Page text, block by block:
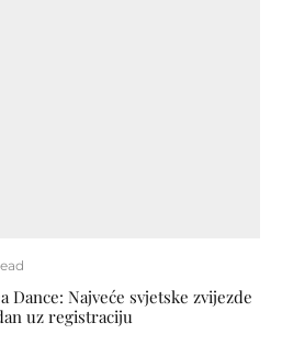
Dance: Najveće svjetske zvijezde
uz registraciju